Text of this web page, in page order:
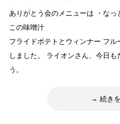
ありがとう会のメニューは ・な
この味噌汁 でし
フライドポテトとウィンナー フル
しました。 ライオンさん、今日
う。 ～
続き